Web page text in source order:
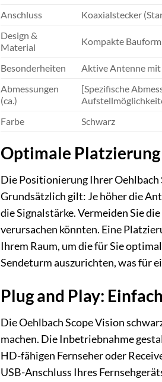
Anschluss
Koaxialstecker
Design &
Material
Kompakte
Besonderheiten
Aktive Antenne
Abmessungen
(ca.)
[Spezifische
Farbe
Schwarz
Optimale
Die Positionierung Ihrer Oehlbach
Grundsätzlich gilt: Je höher die
die Signalstärke. Vermeiden Sie
verursachen könnten. Eine
Ihrem Raum, um die für Sie
Sendeturm auszurichten, was für
Plug and Play:
Die Oehlbach Scope Vision
machen. Die Inbetriebnahme
HD-fähigen Fernseher oder
USB-Anschluss Ihres